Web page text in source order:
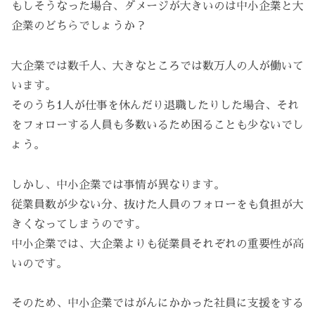
もしそうなった場合、ダメージが大きいのは中小企業と大
企業のどちらでしょうか？
大企業では数千人、大きなところでは数万人の人が働いて
います。
そのうち1人が仕事を休んだり退職したりした場合、それ
をフォローする人員も多数いるため困ることも少ないでし
ょう。
しかし、中小企業では事情が異なります。
従業員数が少ない分、抜けた人員のフォローをも負担が大
きくなってしまうのです。
中小企業では、大企業よりも従業員それぞれの重要性が高
いのです。
そのため、中小企業ではがんにかかった社員に支援をする